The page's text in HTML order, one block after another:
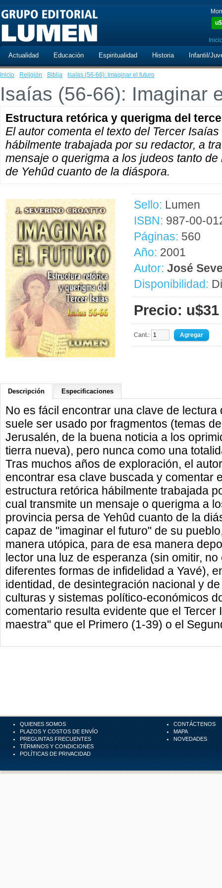
u$
Actualidad Educación Espiritualidad Historia Infantil/
Inicio · Religión · Biblia · Isaías (56-66): Imaginar el futuro
Isaías (56-66): Imaginar
Estructura retórica y querigma del
El autor comenta el texto del Tercer
hábilmente trabajada por su redactor, a
mensaje o querigma a los judeos tanto
de Yehûd cuanto de la diáspora.
Sello: Lumen
ISBN: 987-00-
Páginas: 560
Año: 2001
Autor: José
Disponibilidad:
Precio: u$31
Cant.:
Descripción Especificaciones
No es fácil encontrar una clave de
suele ser usado por fragmentos (temas
Jerusalén, de la buena noticia a los
tierra nueva), pero nunca como una
Tras muchos años de exploración, el
encontrar esa clave buscada y comentar
estructura retórica hábilmente trabajada
cual transmite un mensaje o querigma a
provincia persa de Yehûd cuanto de la
capaz de "imaginar el futuro" de su
manera utópica, para de esa manera
lector una luz de esperanza (sin omitir,
diferentes formas de infidelidad a Yavé),
identidad, de desintegración nacional y
culturas y sistemas político-económicos
comentario resulta evidente que el
maestra" que el Primero (1-39) o el
QUIENES SOMOS
PLAZOS Y COSTOS DE ENVÍO
PREGUNTAS FRECUENTES
TÉRMINOS Y CONDICIONES
POLÍTICAS DE PRIVACIDAD
CONTÁCTENOS
MAPA
NOVEDADES